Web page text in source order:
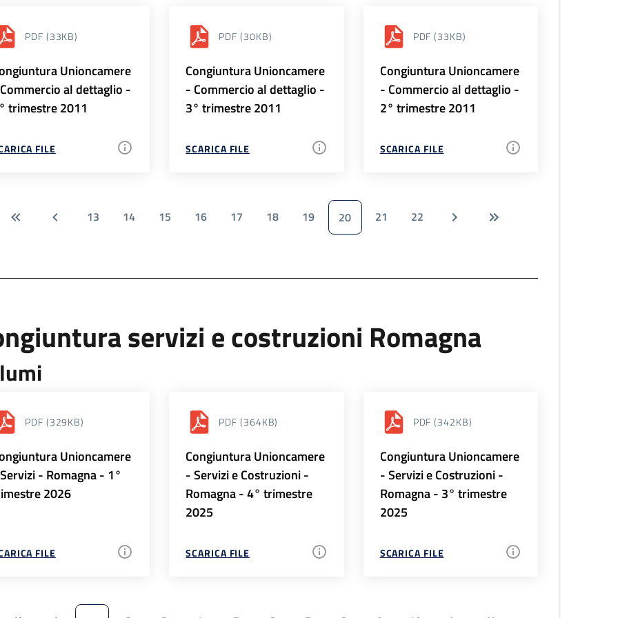
PDF (33KB)
Unioncamere
al dettaglio -
trimestre 2011
FILE
PDF (30KB)
Congiuntura Unioncamere
- Commercio al dettaglio -
3° trimestre 2011
SCARICA FILE
PDF (33KB)
Congiuntura Unioncamere
- Commercio al dettaglio -
2° trimestre 2011
SCARICA FILE
13 14 15 16 17 18 19 20 21 22
servizi e costruzioni Romagna
PDF (329KB)
Unioncamere
- Romagna - 1°
2026
FILE
PDF (364KB)
Congiuntura Unioncamere
- Servizi e Costruzioni -
Romagna - 4° trimestre
2025
SCARICA FILE
PDF (342KB)
Congiuntura Unioncamere
- Servizi e Costruzioni -
Romagna - 3° trimestre
2025
SCARICA FILE